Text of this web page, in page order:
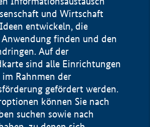
und Wirtschaft
entwickeln, die
finden und den
Auf der
sind alle Einrichtungen
Rahnmen der
gefördert werden.
können Sie nach
suchen sowie nach